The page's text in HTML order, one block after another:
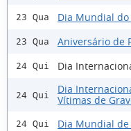
23 Qua Dia Mundial
23 Qua Aniversário de
24 Qui Dia
24 Qui
Dia
Vítimas de
24 Qui Dia Mundial